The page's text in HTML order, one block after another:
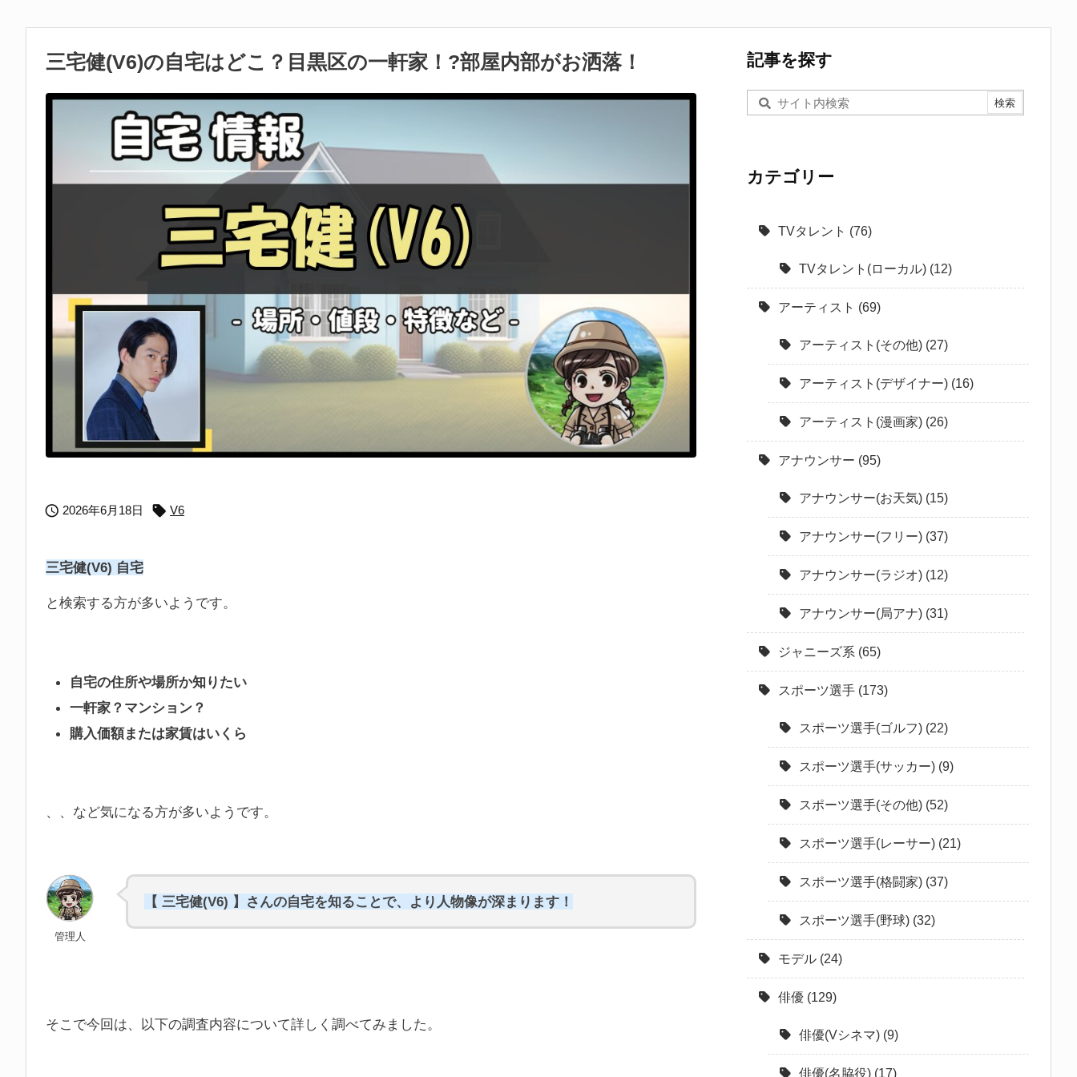
三宅健(V6)の自宅はどこ？目黒区の一軒家！?部屋内部がお洒落！
 2026年6月18日  V6
三宅健(V6) 自宅
と検索する方が多いようです。
自宅の住所や場所か知りたい
一軒家？マンション？
購入価額または家賃はいくら
、、など気になる方が多いようです。
管理人
【 三宅健(V6) 】さんの自宅を知ることで、より人物像が深まります！
そこで今回は、以下の調査内容について詳しく調べてみました。
記事を探す
カテゴリー
TVタレント (76)
TVタレント(ローカル) (12)
アーティスト (69)
アーティスト(その他) (27)
アーティスト(デザイナー) (16)
アーティスト(漫画家) (26)
アナウンサー (95)
アナウンサー(お天気) (15)
アナウンサー(フリー) (37)
アナウンサー(ラジオ) (12)
アナウンサー(局アナ) (31)
ジャニーズ系 (65)
スポーツ選手 (173)
スポーツ選手(ゴルフ) (22)
スポーツ選手(サッカー) (9)
スポーツ選手(その他) (52)
スポーツ選手(レーサー) (21)
スポーツ選手(格闘家) (37)
スポーツ選手(野球) (32)
モデル (24)
俳優 (129)
俳優(Vシネマ) (9)
俳優(名脇役) (17)